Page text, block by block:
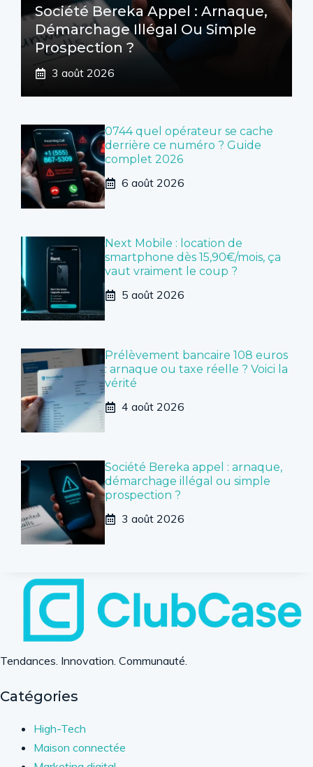
Société Bereka Appel : Arnaque,
Démarchage Illégal Ou Simple
Prospection ?
3 août 2026
0744 quel opérateur se cache
derrière ce numéro ? Guide
complet 2026
6 août 2026
Next Mobile : location de
smartphone dès 15,90€/mois, ça
vaut vraiment le coup ?
5 août 2026
Prélèvement bancaire 108 euros
: arnaque ou taxe réelle ? Voici la
vérité
4 août 2026
Société Bereka appel : arnaque,
démarchage illégal ou simple
prospection ?
3 août 2026
Tendances. Innovation. Communauté.
Catégories
High-Tech
Maison connectée